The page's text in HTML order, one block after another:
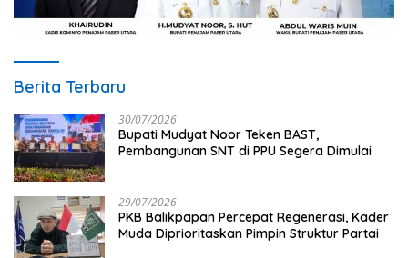
Berita Terbaru
30/07/2026
Bupati Mudyat Noor Teken BAST,
Pembangunan SNT di PPU Segera Dimulai
29/07/2026
PKB Balikpapan Percepat Regenerasi, Kader
Muda Diprioritaskan Pimpin Struktur Partai